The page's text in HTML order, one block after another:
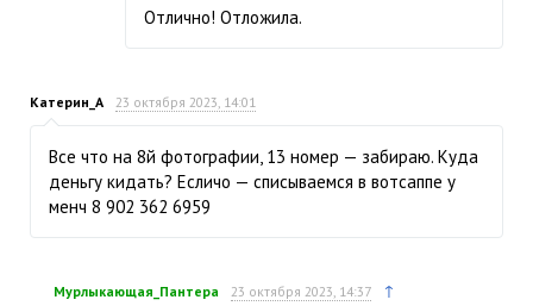
Отлично! Отложила.
Катерин_А 23 октября 2023, 14:01
Все что на 8й фотографии, 13 номер — забираю. Куда
деньгу кидать? Есличо — списываемся в вотсаппе у
менч 8 902 362 6959
Мурлыкающая_Пантера 23 октября 2023, 14:37 ↑